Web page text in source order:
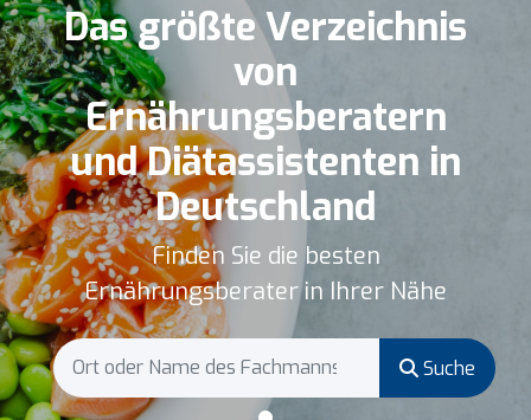
Das größte Verzeichnis
von
Ernährungsberatern
und Diätassistenten in
Deutschland
Finden Sie die besten
Ernährungsberater in Ihrer Nähe
Suche